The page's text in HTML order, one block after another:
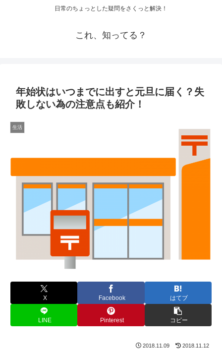
日常のちょっとした疑問をさくっと解決！
これ、知ってる？
年始状はいつまでに出すと元旦に届く？失
敗しない為の注意点も紹介！
生活
X Facebook はてブ
LINE Pinterest コピー
2018.11.09 2018.11.12